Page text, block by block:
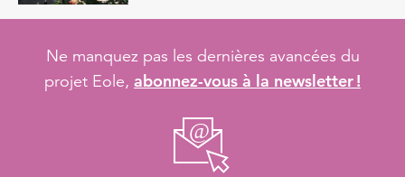
Ne manquez pas les dernières avancées du
projet Eole, abonnez-vous à la newsletter !